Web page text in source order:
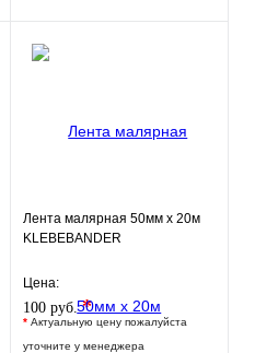
Лента малярная 50мм х 20м
KLEBEBANDER
Цена:
100 руб.*
* Актуальную цену пожалуйста
уточните у менеджера